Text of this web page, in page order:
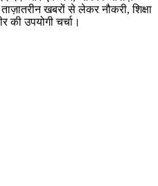
खबरों से लेकर नौकरी, शिक्षा
की उपयोगी चर्चा।